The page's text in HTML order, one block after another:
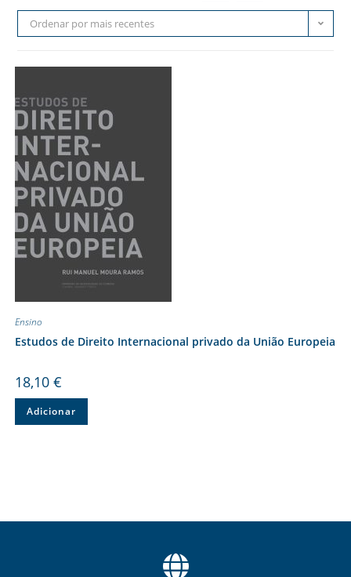
Ordenar por mais recentes
Ensino
Estudos de Direito Internacional privado da União Europeia
18,10 €
Adicionar